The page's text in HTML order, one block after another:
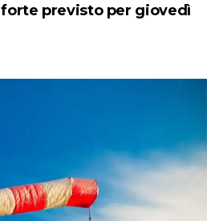
previsto per giovedì